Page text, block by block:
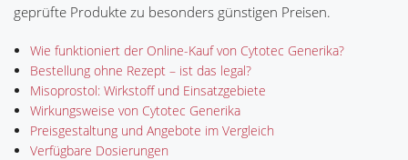
geprüfte Produkte zu besonders günstigen Preisen.
Wie funktioniert der Online-Kauf von Cytotec Generika?
Bestellung ohne Rezept – ist das legal?
Misoprostol: Wirkstoff und Einsatzgebiete
Wirkungsweise von Cytotec Generika
Preisgestaltung und Angebote im Vergleich
Verfügbare Dosierungen